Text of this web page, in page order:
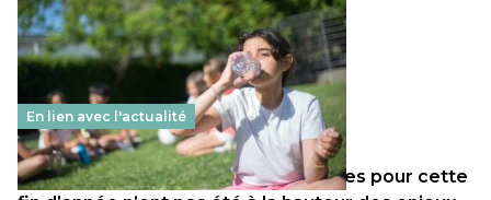
En lien avec l'actualité
Les décisions ministérielles attendues pour cette